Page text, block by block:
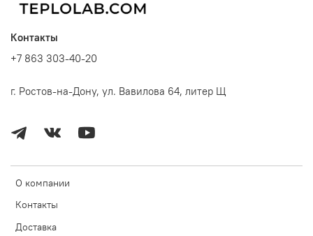
О компании
Контакты
Доставка
Контакты
+7 863 303-40-20
г. Ростов-на-Дону, ул. Вавилова 64, литер Щ